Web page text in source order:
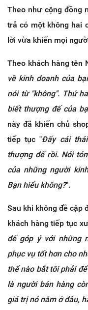
Theo như cộng đồng
trả có một không hai
lời vừa khiến mọi
Theo khách hàng tên
về kinh doanh của
nói từ "không". Thứ
biết thượng đế của
này đã khiến chủ
tiếp tục "Đấy cái
thượng đế rồi. Nói
của những người
Bạn hiểu không?".
Sau khi không đề cập
khách hàng tiếp tục
đế góp ý với những
phục vụ tốt hơn cho
thể nào bắt tôi phải
là người bán hàng
giá trị nó nằm ở đâu,